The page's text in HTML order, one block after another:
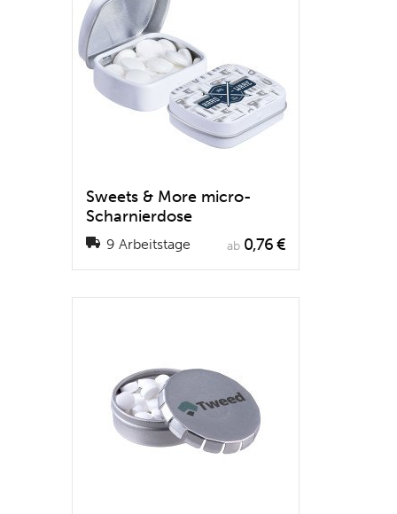
Sweets & More micro-
Scharnierdose
9 Arbeitstage ab 0,76 €